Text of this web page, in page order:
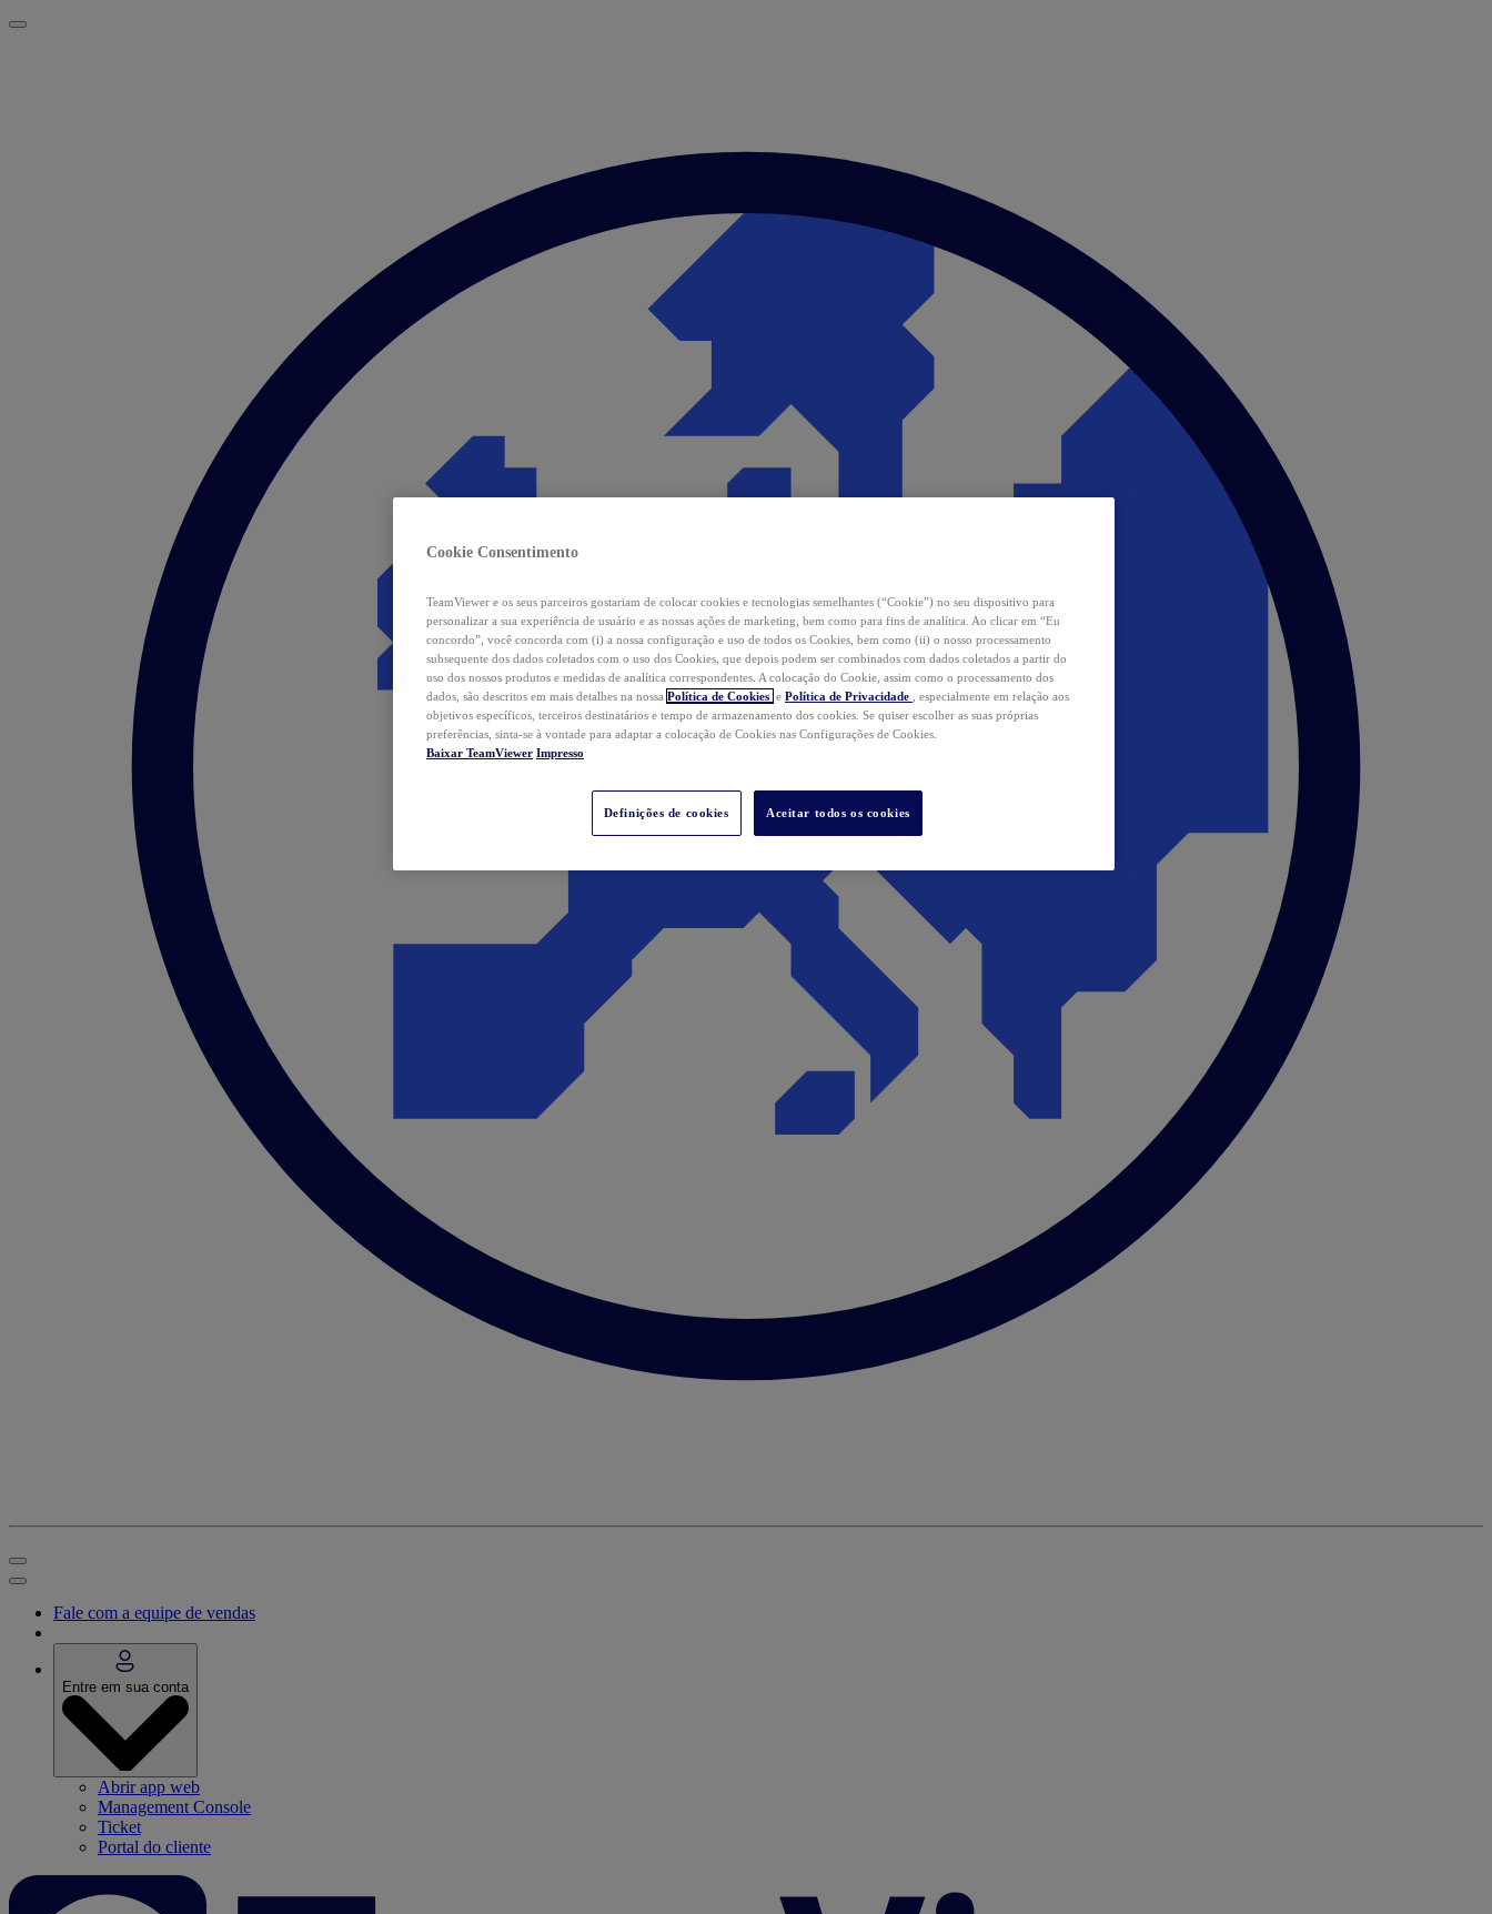
Fale com a equipe de vendas
Entre em sua conta
Abrir app web
Management Console
Ticket
Portal do cliente
Cookie Consentimento
TeamViewer e os seus parceiros gostariam de colocar cookies e tecnologias semelhantes (“Cookie”) no seu dispositivo para
personalizar a sua experiência de usuário e as nossas ações de marketing, bem como para fins de analítica. Ao clicar em “Eu
concordo”, você concorda com (i) a nossa configuração e uso de todos os Cookies, bem como (ii) o nosso processamento
subsequente dos dados coletados com o uso dos Cookies, que depois podem ser combinados com dados coletados a partir do
uso dos nossos produtos e medidas de analítica correspondentes. A colocação do Cookie, assim como o processamento dos
dados, são descritos em mais detalhes na nossa Política de Cookies e Política de Privacidade
, especialmente em relação aos
objetivos específicos, terceiros destinatários e tempo de armazenamento dos cookies. Se quiser escolher as suas próprias
preferências, sinta-se à vontade para adaptar a colocação de Cookies nas Configurações de Cookies.
Baixar TeamViewer Impresso
Definições de cookies Aceitar todos os cookies